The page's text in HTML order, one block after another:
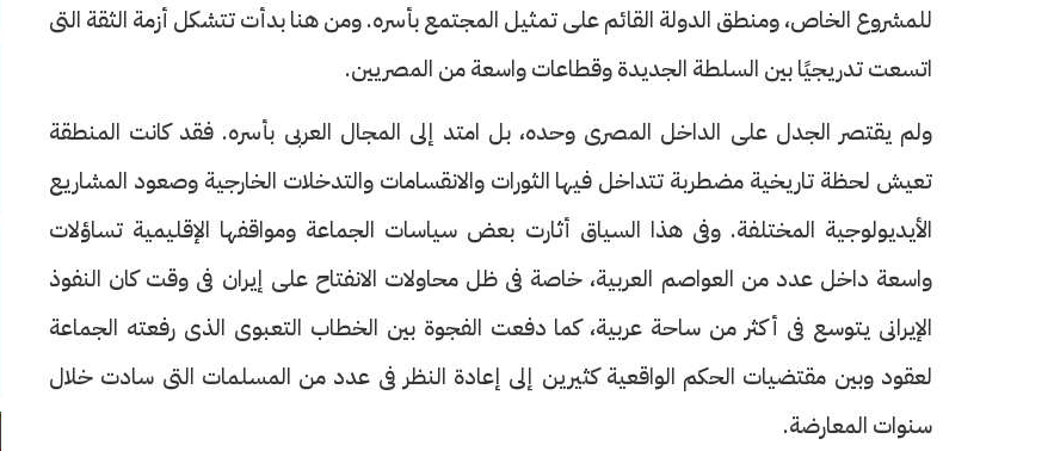
للمشروع الخاص، ومنطق الدولة القائم على تمثيل المجتمع بأسره. ومن هنا بدأت تتشكل أزمة الثقة التى
اتسعت تدريجيًا بين السلطة الجديدة وقطاعات واسعة من المصريين.
ولم يقتصر الجدل على الداخل المصرى وحده، بل امتد إلى المجال العربى بأسره. فقد كانت المنطقة
تعيش لحظة تاريخية مضطربة تتداخل فيها الثورات والانقسامات والتدخلات الخارجية وصعود المشاريع
الأيديولوجية المختلفة. وفى هذا السياق أثارت بعض سياسات الجماعة ومواقفها الإقليمية تساؤلات
واسعة داخل عدد من العواصم العربية، خاصة فى ظل محاولات الانفتاح على إيران فى وقت كان النفوذ
الإيرانى يتوسع فى أكثر من ساحة عربية، كما دفعت الفجوة بين الخطاب التعبوى الذى رفعته الجماعة
لعقود وبين مقتضيات الحكم الواقعية كثيرين إلى إعادة النظر فى عدد من المسلمات التى سادت خلال
سنوات المعارضة.